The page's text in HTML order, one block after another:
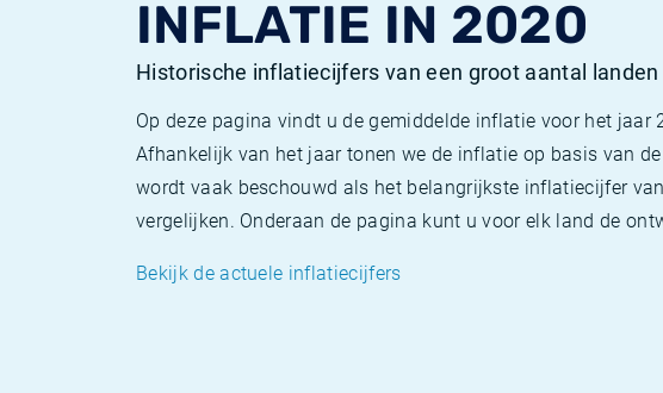
INFLATIE IN 2020
Historische inflatiecijfers van een groot aantal landen
Op deze pagina vindt u de gemiddelde inflatie voor het
Afhankelijk van het jaar tonen we de inflatie op basis van
wordt vaak beschouwd als het belangrijkste inflatiecijfer
vergelijken. Onderaan de pagina kunt u voor elk land de
Bekijk de actuele inflatiecijfers
Europese inflatie - HICP
Historische inflatie